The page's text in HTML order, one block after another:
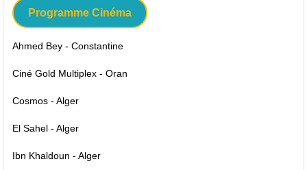
Programme Cinéma
Ahmed Bey - Constantine
Ciné Gold Multiplex - Oran
Cosmos - Alger
El Sahel - Alger
Ibn Khaldoun - Alger